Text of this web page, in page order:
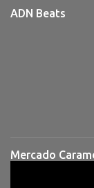
ADN Beats
Mercado